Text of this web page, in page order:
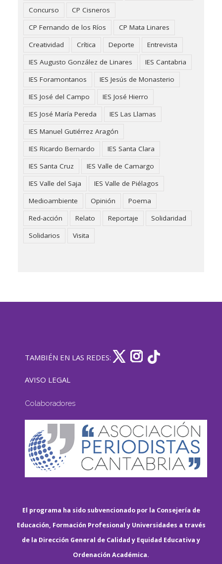
Concurso
CP Cisneros
CP Fernando de los Ríos
CP Mata Linares
Creatividad
Crítica Deporte
Entrevista
IES Augusto González de Linares
IES Cantabria
IES Foramontanos
IES Jesús de Monasterio
IES José del Campo
IES José Hierro
IES José María Pereda
IES Las Llamas
IES Manuel Gutiérrez Aragón
IES Ricardo Bernardo
IES Santa Clara
IES Santa Cruz
IES Valle de Camargo
IES Valle del Saja
IES Valle de Piélagos
Medioambiente
Opinión
Poema
Red-acción
Relato Reportaje
Solidaridad
Solidarios
Visita
TAMBIÉN EN LAS REDES:
AVISO LEGAL
Colaboradores
El programa ha sido subvencionado por la Consejería de
Educación, Formación Profesional y Universidades a través
de la Dirección General de Calidad y Equidad Educativa y
Ordenación Académica.